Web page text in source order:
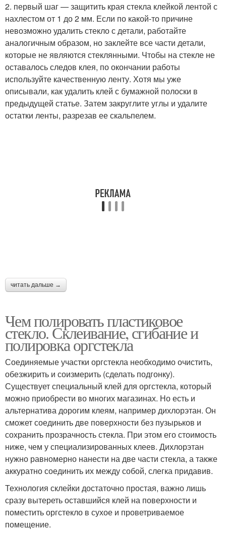
2. первый шаг — защитить края стекла клейкой лентой с
нахлестом от 1 до 2 мм. Если по какой-то причине
невозможно удалить стекло с детали, работайте
аналогичным образом, но заклейте все части детали,
которые не являются стеклянными. Чтобы на стекле не
оставалось следов клея, по окончании работы
используйте качественную ленту. Хотя мы уже
описывали, как удалить клей с бумажной полоски в
предыдущей статье. Затем закруглите углы и удалите
остатки ленты, разрезав ее скальпелем.
читать дальше →
Чем полировать пластиковое
стекло. Склеивание, сгибание и
полировка оргстекла
Соединяемые участки оргстекла необходимо очистить,
обезжирить и соизмерить (сделать подгонку).
Существует специальный клей для оргстекла, который
можно приобрести во многих магазинах. Но есть и
альтернатива дорогим клеям, например дихлорэтан. Он
сможет соединить две поверхности без пузырьков и
сохранить прозрачность стекла. При этом его стоимость
ниже, чем у специализированных клеев. Дихлорэтан
нужно равномерно нанести на две части стекла, а также
аккуратно соединить их между собой, слегка придавив.
Технология склейки достаточно простая, важно лишь
сразу вытереть оставшийся клей на поверхности и
поместить оргстекло в сухое и проветриваемое
помещение.